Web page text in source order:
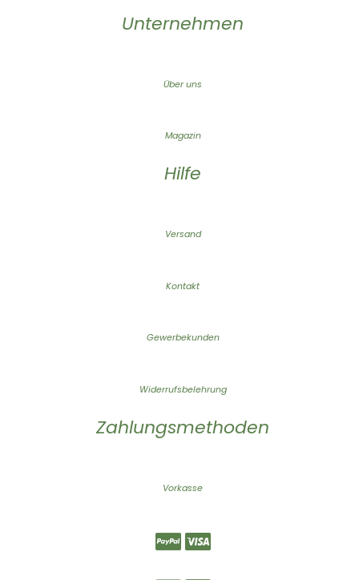
Unternehmen
Über uns
Magazin
Hilfe
Versand
Kontakt
Gewerbekunden
Widerrufsbelehrung
Zahlungsmethoden
Vorkasse